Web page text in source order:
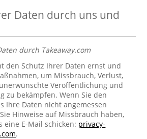
Daten durch uns und
durch Takeaway.com
den Schutz Ihrer Daten ernst und
um Missbrauch, Verlust,
Veröffentlichung und
zu bekämpfen. Wenn Sie den
Ihre Daten nicht angemessen
Hinweise auf Missbrauch haben,
eine E-Mail schicken: privacy-
.